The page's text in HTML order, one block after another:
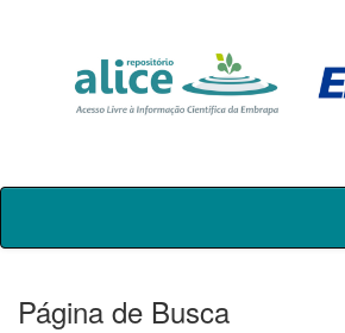
Skip
Página de Busca